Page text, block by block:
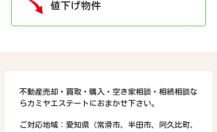
値下げ物件
不動産売却・買取・購入・空き家相談・相続相談な
らカミヤエステートにおまかせ下さい。
ご対応地域：愛知県（常滑市、半田市、阿久比町、